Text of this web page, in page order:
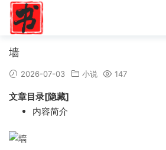
墙
2026-07-03 小说 147
文章目录[隐藏]
内容简介